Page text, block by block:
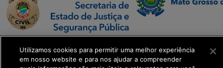
SETDIG | Secretaria-
Executiva de
Utilizamos cookies para permitir uma melhor experiência
em nosso website e para nos ajudar a compreender